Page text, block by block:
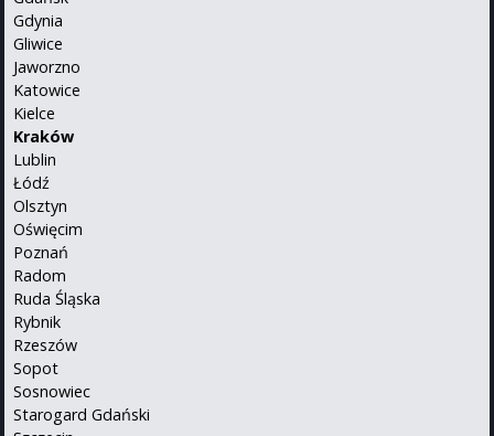
Gdynia
Gliwice
Jaworzno
Katowice
Kielce
Kraków
Lublin
Łódź
Olsztyn
Oświęcim
Poznań
Radom
Ruda Śląska
Rybnik
Rzeszów
Sopot
Sosnowiec
Starogard Gdański